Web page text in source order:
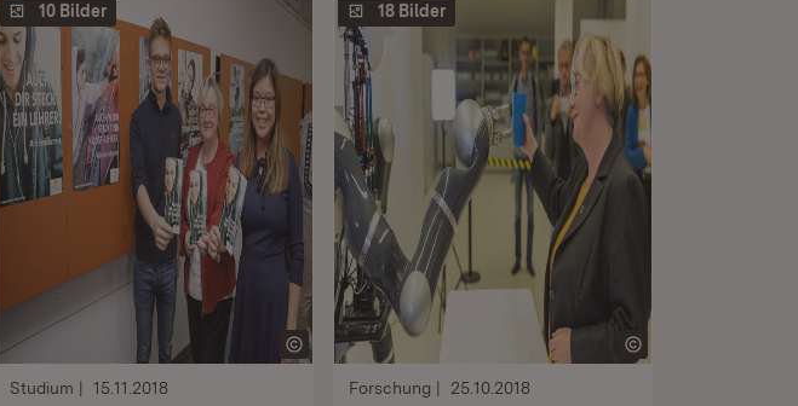
10 Bilder
Studium 15.11.2018
18 Bilder
Forschung 25.10.2018